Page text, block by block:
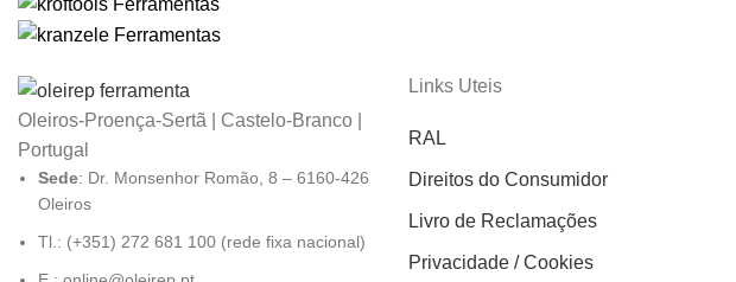
Oleiros-Proença-Sertã | Castelo-Branco |
Portugal
Sede: Dr. Monsenhor Romão, 8 – 6160-426
Oleiros
Tl.: (+351) 272 681 100 (rede fixa nacional)
Links Uteis
RAL
Direitos do Consumidor
Livro de Reclamações
Privacidade / Cookies